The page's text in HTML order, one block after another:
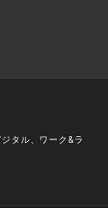
タル、ワーク&ラ